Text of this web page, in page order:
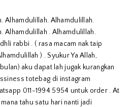
Alhamdulillah. Alhamdulillah.
Alhamdulillah . Alhamdulillah.
rabbi . ( rasa macam nak taip
) . Syukur Ya Allah,
aku dapat lah jugak kurangkan
totebag di instagram
011-1994 5954 untuk order . At
tahu satu hari nanti jadi